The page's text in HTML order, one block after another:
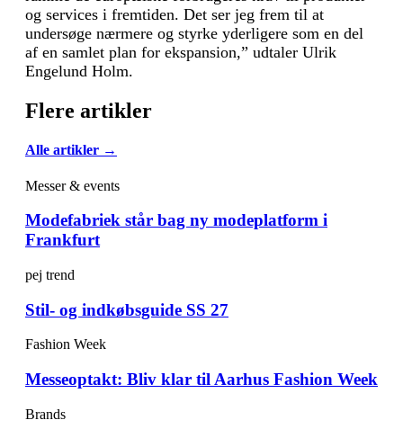
og services i fremtiden. Det ser jeg frem til at
undersøge nærmere og styrke yderligere som en del
af en samlet plan for ekspansion,” udtaler Ulrik
Engelund Holm.
Flere artikler
Alle artikler →
Messer & events
Modefabriek står bag ny modeplatform i
Frankfurt
pej trend
Stil- og indkøbsguide SS 27
Fashion Week
Messeoptakt: Bliv klar til Aarhus Fashion Week
Brands